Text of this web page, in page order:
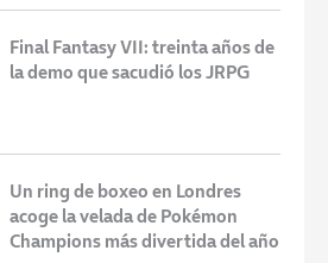
Final Fantasy VII: treinta años de
la demo que sacudió los JRPG
Un ring de boxeo en Londres
acoge la velada de Pokémon
Champions más divertida del año